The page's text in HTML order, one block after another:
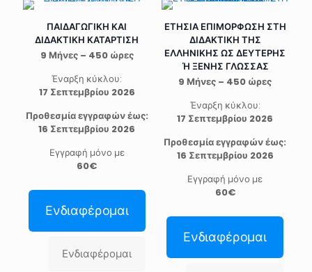
ΠΑΙΔΑΓΩΓΙΚΗ ΚΑΙ
ΔΙΔΑΚΤΙΚΗ ΚΑΤΑΡΤΙΣΗ
9 Μήνες – 450 ώρες
Έναρξη κύκλου:
17 Σεπτεμβρίου 2026
Προθεσμία εγγραφών έως:
16 Σεπτεμβρίου 2026
Εγγραφή μόνο με
60€
Ενδιαφέρομαι
Ενδιαφέρομαι
ΕΤΗΣΙΑ ΕΠΙΜΟΡΦΩΣΗ ΣΤΗ
ΔΙΔΑΚΤΙΚΗ ΤΗΣ
ΕΛΛΗΝΙΚΗΣ ΩΣ ΔΕΥΤΕΡΗΣ
Ή ΞΕΝΗΣ ΓΛΩΣΣΑΣ
9 Μήνες – 450 ώρες
Έναρξη κύκλου:
17 Σεπτεμβρίου 2026
Προθεσμία εγγραφών έως:
16 Σεπτεμβρίου 2026
Εγγραφή μόνο με
60€
Ενδιαφέρομαι